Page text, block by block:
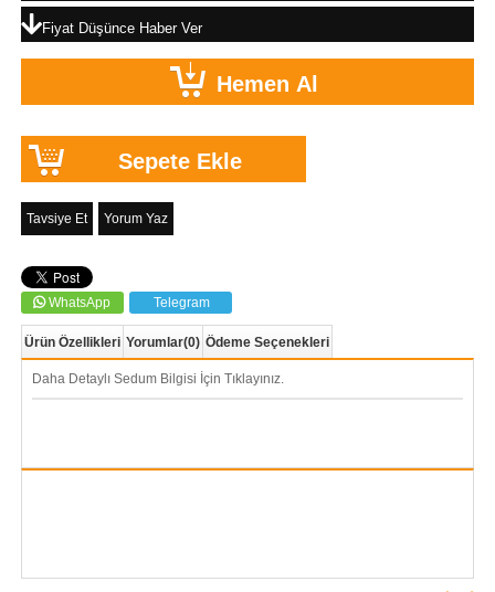
Fiyat Düşünce Haber Ver
Tavsiye Et Yorum Yaz
WhatsApp Telegram
Ürün Özellikleri Yorumlar(0) Ödeme Seçenekleri
Daha Detaylı Sedum Bilgisi İçin Tıklayınız.